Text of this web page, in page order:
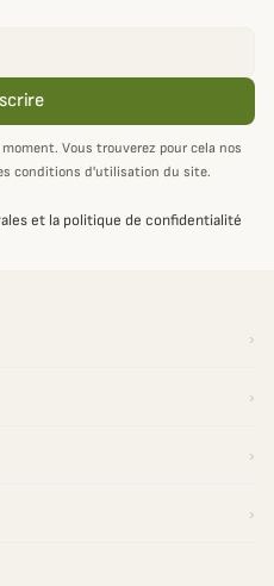
Vous trouverez pour cela nos
conditions d'utilisation du site.
et la politique de confidentialité